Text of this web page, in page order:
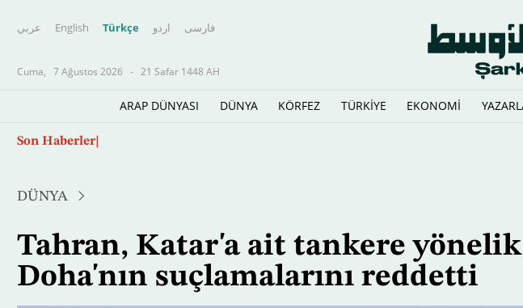
عربي English Türkçe اردو فارسى
Cuma, 7 Ağustos 2026 - 21 Safar 1448 AH
ARAP DÜNYASI DÜNYA KÖRFEZ TÜRKİYE EKONOMİ
Ana
Son Haberler
DÜNYA
Tahran, Katar'a ait tankere
Doha'nın suçlamalarını reddetti